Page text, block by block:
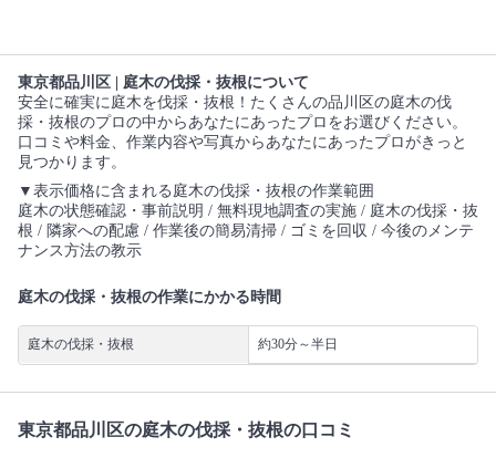
東京都品川区 | 庭木の伐採・抜根について
安全に確実に庭木を伐採・抜根！たくさんの品川区の庭木の伐
採・抜根のプロの中からあなたにあったプロをお選びください。
口コミや料金、作業内容や写真からあなたにあったプロがきっと
見つかります。
▼表示価格に含まれる庭木の伐採・抜根の作業範囲
庭木の状態確認・事前説明 / 無料現地調査の実施 / 庭木の伐採・抜
根 / 隣家への配慮 / 作業後の簡易清掃 / ゴミを回収 / 今後のメンテ
ナンス方法の教示
庭木の伐採・抜根の作業にかかる時間
庭木の伐採・抜根 約30分～半日
東京都品川区の庭木の伐採・抜根の口コミ